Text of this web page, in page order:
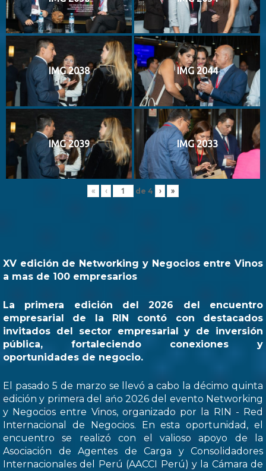
IMG 2038 IMG 2044
IMG 2039 IMG 2033
« ‹ de 4 › »
XV edición de Networking y Negocios entre Vinos
a mas de 100 empresarios
La primera edición del 2026 del encuentro
empresarial de la RIN contó con destacados
invitados del sector empresarial y de inversión
pública, fortaleciendo conexiones y
oportunidades de negocio.
El pasado 5 de marzo se llevó a cabo la décimo quinta
edición y primera del ańo 2026 del evento Networking
y Negocios entre Vinos, organizado por la RIN - Red
Internacional de Negocios. En esta oportunidad, el
encuentro se realizó con el valioso apoyo de la
Asociación de Agentes de Carga y Consolidadores
Internacionales del Perú (AACCI Perú) y la Cámara de